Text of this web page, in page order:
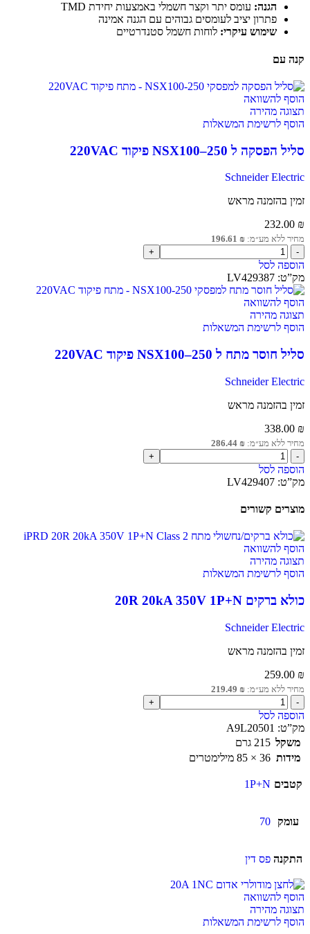
הגנה: עומס יתר וקצר חשמלי באמצעות יחידת TMD
פתרון יציב לעומסים גבוהים עם הגנה אמינה
שימוש עיקרי: לוחות חשמל סטנדרטיים
קנה עם
הוסף להשוואה
תצוגה מהירה
הוסף לרשימת המשאלות
סליל הפסקה ל NSX100–250 פיקוד 220VAC
Schneider Electric
זמין בהזמנה מראש
232.00 ₪
מחיר ללא מע״מ: 196.61 ₪
הוספה לסל
מק”ט: LV429387
הוסף להשוואה
תצוגה מהירה
הוסף לרשימת המשאלות
סליל חוסר מתח ל NSX100–250 פיקוד 220VAC
Schneider Electric
זמין בהזמנה מראש
338.00 ₪
מחיר ללא מע״מ: 286.44 ₪
הוספה לסל
מק”ט: LV429407
מוצרים קשורים
הוסף להשוואה
תצוגה מהירה
הוסף לרשימת המשאלות
כולא ברקים 20R 20kA 350V 1P+N
Schneider Electric
זמין בהזמנה מראש
259.00 ₪
מחיר ללא מע״מ: 219.49 ₪
הוספה לסל
מק”ט: A9L20501
משקל 215 גרם
מידות 36 × 85 מילימטרים
קטבים 1P+N
עומק 70
התקנה פס דין
הוסף להשוואה
תצוגה מהירה
הוסף לרשימת המשאלות